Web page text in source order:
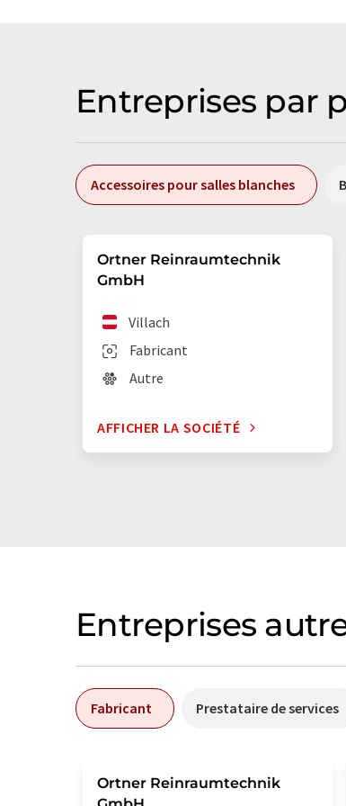
Entreprises par
Accessoires pour salles blanches
Ortner Reinraumtechnik
GmbH
Fabricant
Villach
Autre
AFFICHER LA SOCIÉTÉ
Entreprises
Fabricant Prestataire de services
Ortner Reinraumtechnik